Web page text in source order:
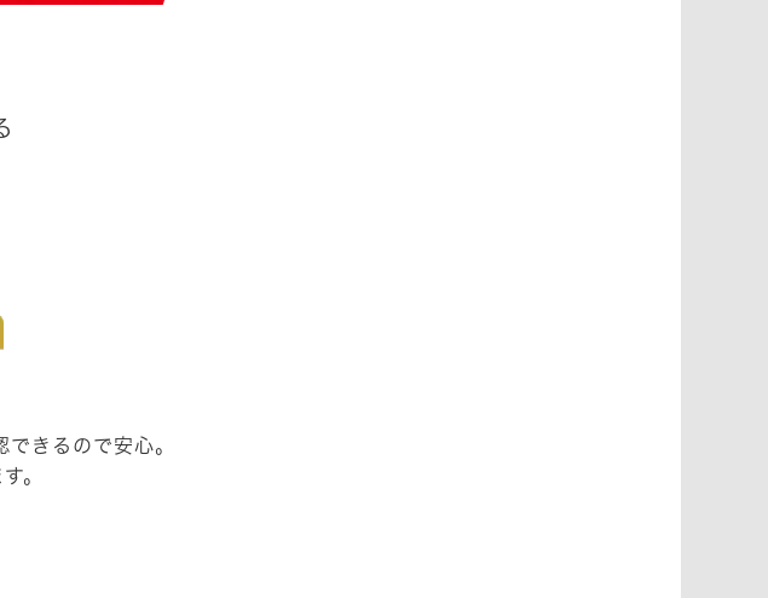
きるので安心。
。